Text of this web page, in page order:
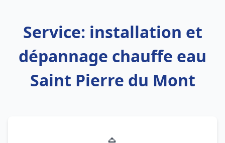
Service: installation et
dépannage chauffe eau
Saint Pierre du Mont